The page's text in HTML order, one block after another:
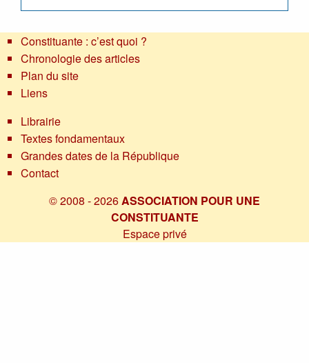
Constituante : c’est quoi ?
Chronologie des articles
Plan du site
Liens
Librairie
Textes fondamentaux
Grandes dates de la République
Contact
© 2008 - 2026ASSOCIATION POUR UNE
CONSTITUANTE
Espace privé